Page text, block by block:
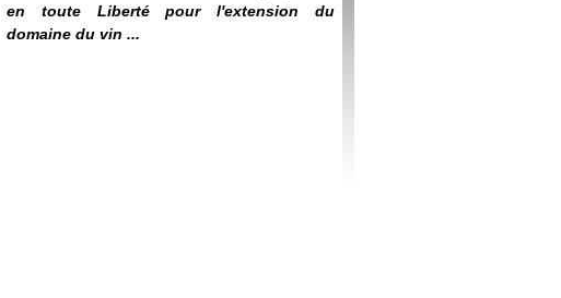
en toute Liberté pour l'extension du
domaine du vin ...